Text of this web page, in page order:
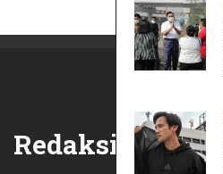
Redaksi